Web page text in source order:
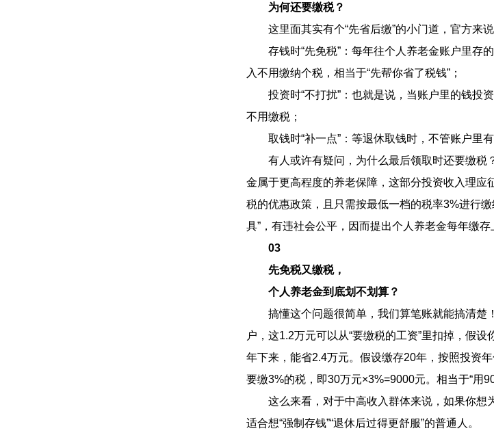
为何还要缴税？
这里面其实有个“先省后缴”的小门道，官方来说
存钱时“先免税”：每年往个人养老金账户里存的
入不用缴纳个税，相当于“先帮你省了税钱”；
投资时“不打扰”：也就是说，当账户里的钱投
不用缴税；
取钱时“补一点”：等退休取钱时，不管账户里有
有人或许有疑问，为什么最后领取时还要缴税
金属于更高程度的养老保障，这部分投资收入理
税的优惠政策，且只需按最低一档的税率3%进行
具”，有违社会公平，因而提出个人养老金每年缴存
03
先免税又缴税，
个人养老金到底划不划算？
搞懂这个问题很简单，我们算笔账就能搞清楚
户，这1.2万元可以从“要缴税的工资”里扣掉，假
年下来，能省2.4万元。假设缴存20年，按照投资
要缴3%的税，即30万元×3%=9000元。相当于“用
这么来看，对于中高收入群体来说，如果你想
适合想“强制存钱”“退休后过得更舒服”的普通人。